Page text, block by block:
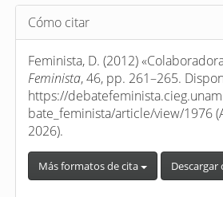
Detalles
del
artículo
Cómo citar
Feminista, D. (2012)
Feminista, 46, pp. 261–265.
https://
bate_feminista/article/view/1976
2026).
Más formatos de cita